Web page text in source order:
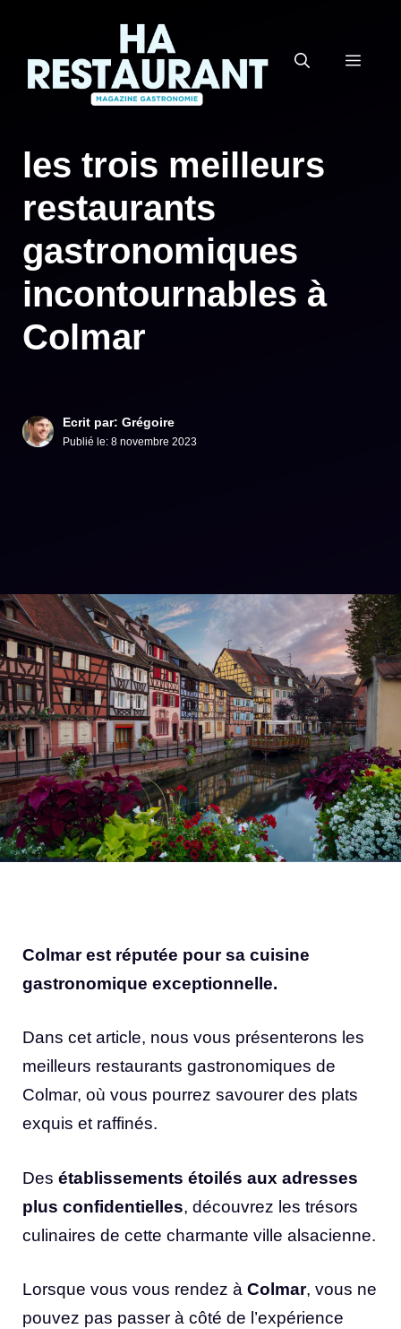
contenu
les trois meilleurs
restaurants
gastronomiques
incontournables à
Colmar
Ecrit par: Grégoire
Publié le: 8 novembre 2023
Colmar est réputée pour sa cuisine
gastronomique exceptionnelle.
Dans cet article, nous vous présenterons les
meilleurs restaurants gastronomiques de
Colmar, où vous pourrez savourer des plats
exquis et raffinés.
Des établissements étoilés aux adresses
plus confidentielles, découvrez les trésors
culinaires de cette charmante ville alsacienne.
Lorsque vous vous rendez à Colmar, vous ne
pouvez pas passer à côté de l’expérience